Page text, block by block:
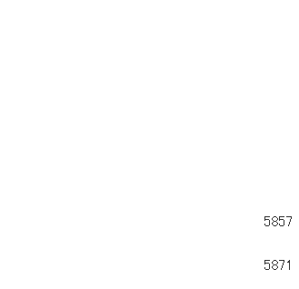
5857
5871